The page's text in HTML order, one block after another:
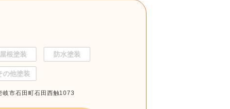
屋根塗装 防水塗装
の他塗装
市石田町石田西触1073